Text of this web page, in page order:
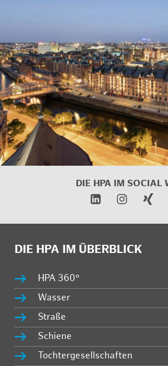
DIE HPA IM SOCIAL
DIE HPA IM ÜBERBLICK
HPA 360°
Wasser
Straße
Schiene
Tochtergesellschaften